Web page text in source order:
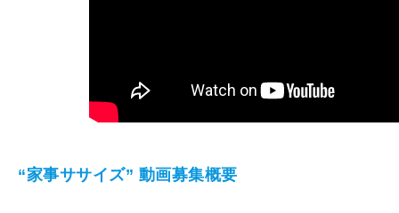
“家事ササイズ” 動画募集概要